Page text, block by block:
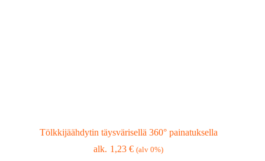
Tölkkijäähdytin täysvärisellä 360° painatuksella
1,23€ (alv 0%)